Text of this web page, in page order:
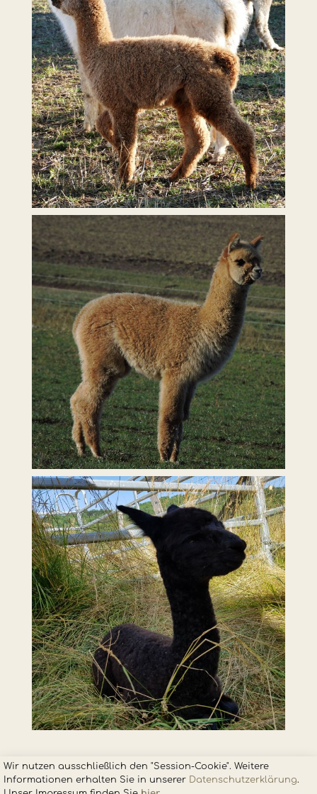
Wir nutzen ausschließlich den "Session-Cookie". Weitere
Informationen erhalten Sie in unserer Datenschutzerklärung.